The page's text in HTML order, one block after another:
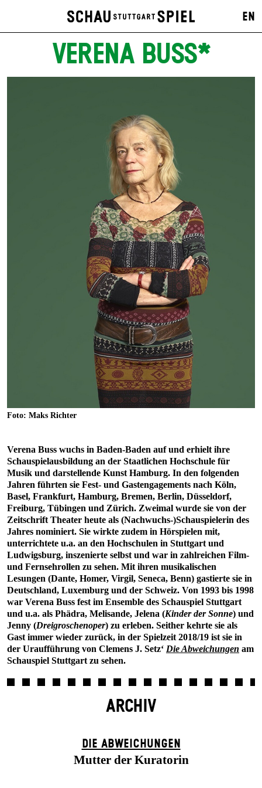
EN
VERENA BUSS*
Foto: Maks Richter
Verena Buss wuchs in Baden-Baden auf und erhielt ihre
Schauspielausbildung an der Staatlichen Hochschule für
Musik und darstellende Kunst Hamburg. In den folgenden
Jahren führten sie Fest- und Gastengagements nach Köln,
Basel, Frankfurt, Hamburg, Bremen, Berlin, Düsseldorf,
Freiburg, Tübingen und Zürich. Zweimal wurde sie von der
Zeitschrift Theater heute als (Nachwuchs-)Schauspielerin des
Jahres nominiert. Sie wirkte zudem in Hörspielen mit,
unterrichtete u.a. an den Hochschulen in Stuttgart und
Ludwigsburg, inszenierte selbst und war in zahlreichen Film-
und Fernsehrollen zu sehen. Mit ihren musikalischen
Lesungen (Dante, Homer, Virgil, Seneca, Benn) gastierte sie in
Deutschland, Luxemburg und der Schweiz. Von 1993 bis 1998
war Verena Buss fest im Ensemble des Schauspiel Stuttgart
und u.a. als Phädra, Melisande, Jelena (Kinder der Sonne) und
Jenny (Dreigroschenoper) zu erleben. Seither kehrte sie als
Gast immer wieder zurück, in der Spielzeit 2018/19 ist sie in
der Uraufführung von Clemens J. Setz‘ Die Abweichungen am
Schauspiel Stuttgart zu sehen.
ARCHIV
DIE ABWEICHUNGEN
Mutter der Kuratorin